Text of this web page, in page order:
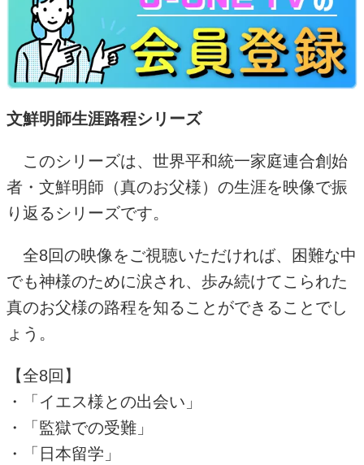
文鮮明師生涯路程シリーズ
このシリーズは、世界平和統一家庭連合創始
者・文鮮明師（真のお父様）の生涯を映像で振
り返るシリーズです。
全8回の映像をご視聴いただければ、困難な中
でも神様のために涙され、歩み続けてこられた
真のお父様の路程を知ることができることでし
ょう。
【全8回】
・「イエス様との出会い」
・「監獄での受難」
・「日本留学」